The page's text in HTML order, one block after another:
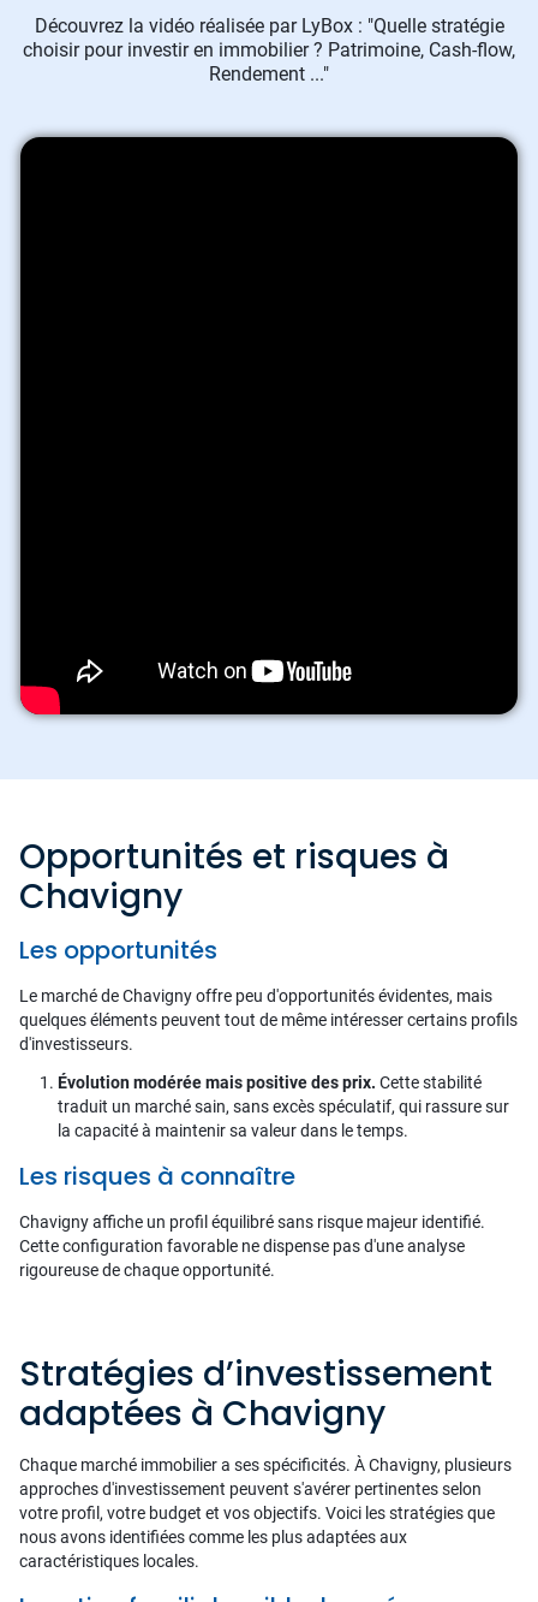
Découvrez la vidéo réalisée par LyBox : "Quelle stratégie
choisir pour investir en immobilier ? Patrimoine, Cash-flow,
Rendement ..."
Opportunités et risques à
Chavigny
Les opportunités
Le marché de Chavigny offre peu d'opportunités évidentes, mais
quelques éléments peuvent tout de même intéresser certains profils
d'investisseurs.
Évolution modérée mais positive des prix. Cette stabilité
traduit un marché sain, sans excès spéculatif, qui rassure sur
la capacité à maintenir sa valeur dans le temps.
Les risques à connaître
Chavigny affiche un profil équilibré sans risque majeur identifié.
Cette configuration favorable ne dispense pas d'une analyse
rigoureuse de chaque opportunité.
Stratégies d’investissement
adaptées à Chavigny
Chaque marché immobilier a ses spécificités. À Chavigny, plusieurs
approches d'investissement peuvent s'avérer pertinentes selon
votre profil, votre budget et vos objectifs. Voici les stratégies que
nous avons identifiées comme les plus adaptées aux
caractéristiques locales.